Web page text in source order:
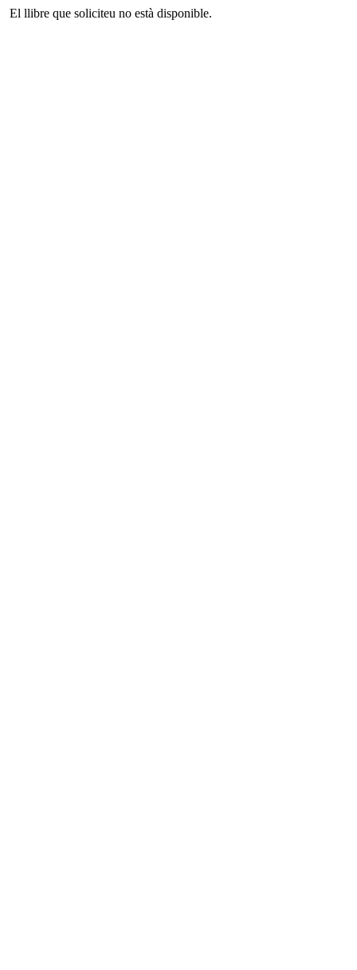
El llibre que soliciteu no està disponible.